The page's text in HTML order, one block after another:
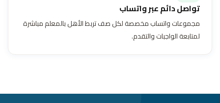
تواصل دائم عبر واتساب
مجموعات واتساب مخصصة لكل صف تربط الأهل بالمعلم مباشرة
لمتابعة الواجبات والتقدم.